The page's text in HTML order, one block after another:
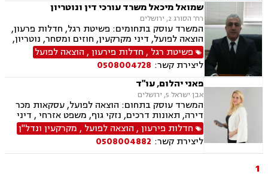
שמואל מיכאל משרד עורכי דין ונוטריון
רח' הסורג 2, ירושלים
המשרד עוסק בתחומים: פשיטת רגל, חדלות פרעון,
הוצאה לפועל, דיני מקרקעין, חוזים ומסחר, נוטריון,
עסקאות מכר דירה, ירושות וצוואות, ליטיגציה, נדל"ן,
פינוי מושכר ופירוקים והקפאות הליכים.
פשיטת רגל , חדלות פירעון, הוצאה לפועל
ליצירת קשר: 0508004728
פאני יהלום, עו"ד
אבן ישראל 5, ירושלים
המשרד עוסק בתחום: הוצאה לפועל, עסקאות מכר
דירה, תאונות דרכים, נזקי גוף, משפט אזרחי , דיני
מקרקעין, דיני חוזים, דיני ביטוח, נזיקין, אבדן כושר
עבודה , הסכמי ממון, ירושות וצוואות, רשות מקרקעי
ישראל, נדל"ן, סדר דין אזרחי וראיות, תאונות
עבודה, נוטריון, ייפוי כוח מתמשך
חדלות פירעון, הוצאה לפועל , מקרקעין ונדל"ן
ליצירת קשר: 0508004882
1